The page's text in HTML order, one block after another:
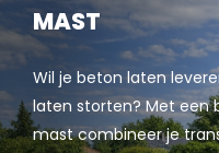
MAST
Wil je beton laten
laten storten? Met
mast combineer je